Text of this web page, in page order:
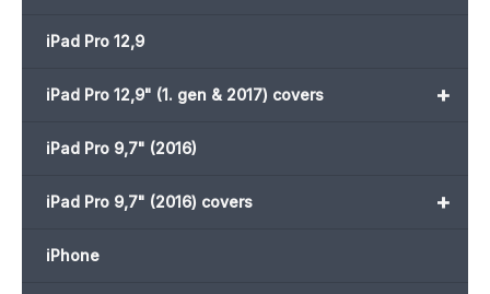
iPad Pro 12,9
+
iPad Pro 12,9" (1. gen & 2017) covers
iPad Pro 9,7" (2016)
+
iPad Pro 9,7" (2016) covers
iPhone